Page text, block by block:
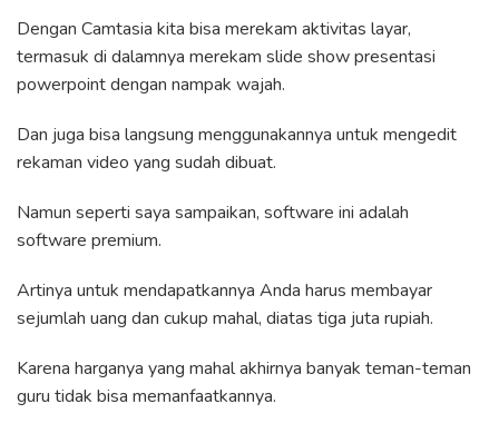
Dengan Camtasia kita bisa merekam aktivitas layar,
termasuk di dalamnya merekam slide show presentasi
powerpoint dengan nampak wajah.
Dan juga bisa langsung menggunakannya untuk mengedit
rekaman video yang sudah dibuat.
Namun seperti saya sampaikan, software ini adalah
software premium.
Artinya untuk mendapatkannya Anda harus membayar
sejumlah uang dan cukup mahal, diatas tiga juta rupiah.
Karena harganya yang mahal akhirnya banyak teman-teman
guru tidak bisa memanfaatkannya.